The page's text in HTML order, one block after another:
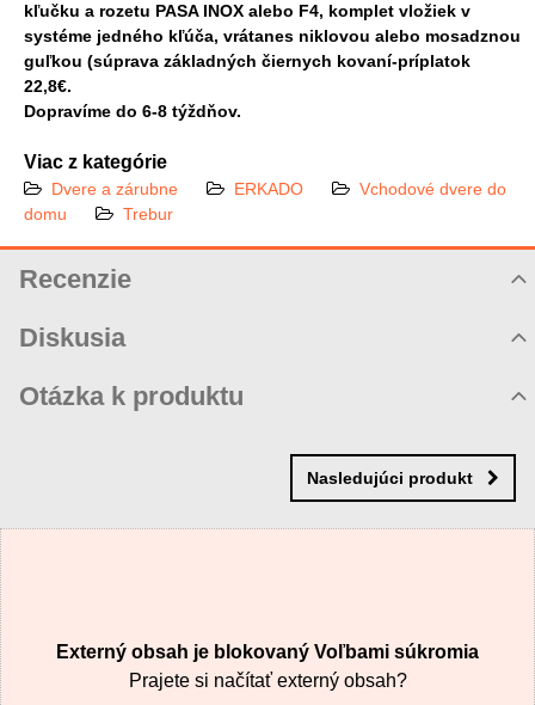
kľučku a rozetu PASA INOX alebo F4, komplet vložiek v
systéme jedného kľúča, vrátanes niklovou alebo mosadznou
guľkou (súprava základných čiernych kovaní-príplatok
22,8€.
Dopravíme do 6-8 týždňov.
Viac z kategórie
Dvere a zárubne ERKADO
Vchodové dvere do
domu
Trebur
Recenzie
Diskusia
Zatiaľ nie sú žiadne komentáre! Buďte prvý!
Otázka k produktu
VAŠA OTÁZKA K PRODUKTU
Nasledujúci produkt
Externý obsah je blokovaný Voľbami súkromia
Prajete si načítať externý obsah?